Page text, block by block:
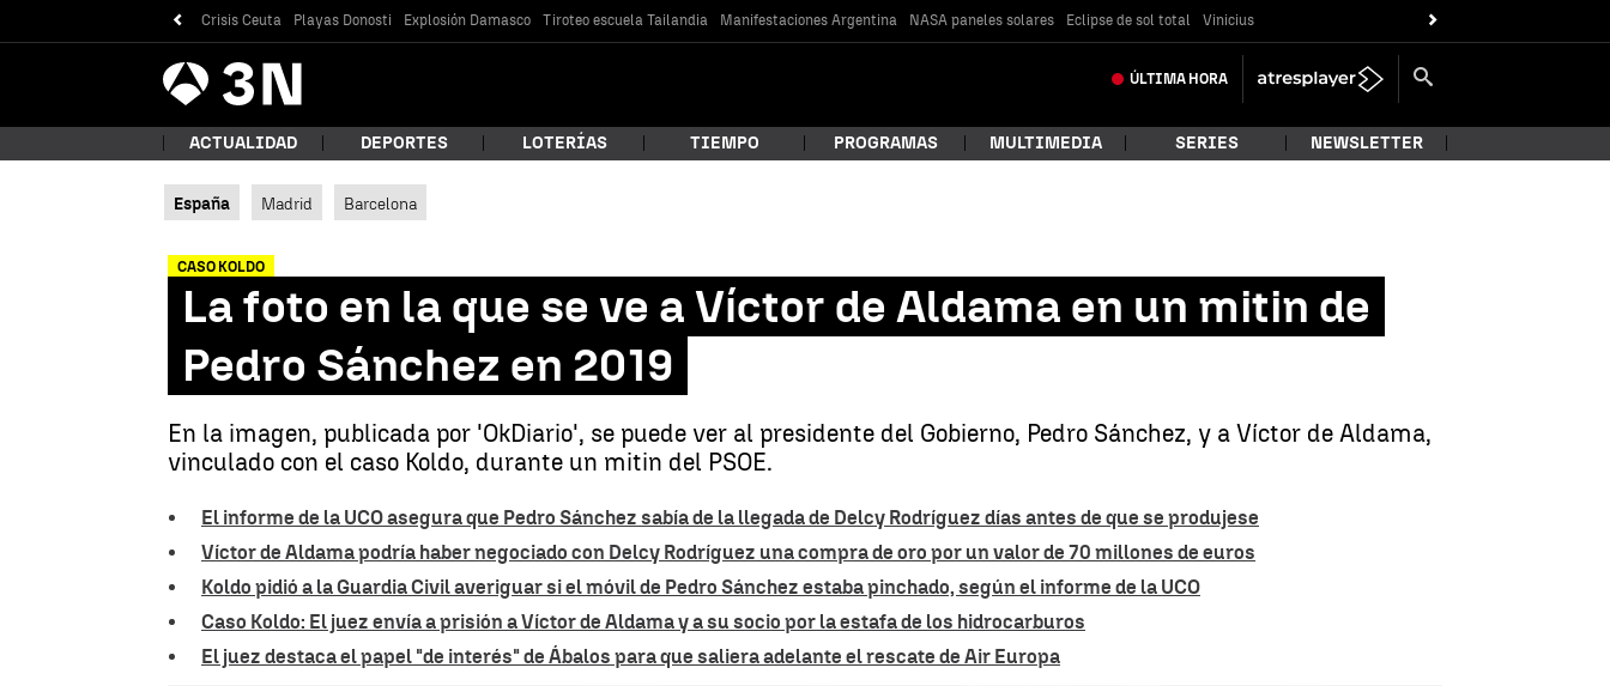
Crisis Ceuta Playas Donosti Explosión Damasco Tiroteo escuela Tailandia Manifestaciones Argentina NASA paneles solares Eclipse de sol total Vinicius
Antena
3 Noticias ÚLTIMA HORA
¿Qué estás buscando?
Buscar
ACTUALIDAD DEPORTES LOTERÍAS TIEMPO PROGRAMAS MULTIMEDIA SERIES NEWSLETTER
España Madrid Barcelona
CASO KOLDO
La foto en la que se ve a Víctor de Aldama en un mitin de
Pedro Sánchez en 2019
En la imagen, publicada por 'OkDiario', se puede ver al presidente del Gobierno, Pedro Sánchez, y a Víctor de Aldama,
vinculado con el caso Koldo, durante un mitin del PSOE.
El informe de la UCO asegura que Pedro Sánchez sabía de la llegada de Delcy Rodríguez días antes de que se produjese
Víctor de Aldama podría haber negociado con Delcy Rodríguez una compra de oro por un valor de 70 millones de euros
Koldo pidió a la Guardia Civil averiguar si el móvil de Pedro Sánchez estaba pinchado, según el informe de la UCO
Caso Koldo: El juez envía a prisión a Víctor de Aldama y a su socio por la estafa de los hidrocarburos
El juez destaca el papel "de interés" de Ábalos para que saliera adelante el rescate de Air Europa